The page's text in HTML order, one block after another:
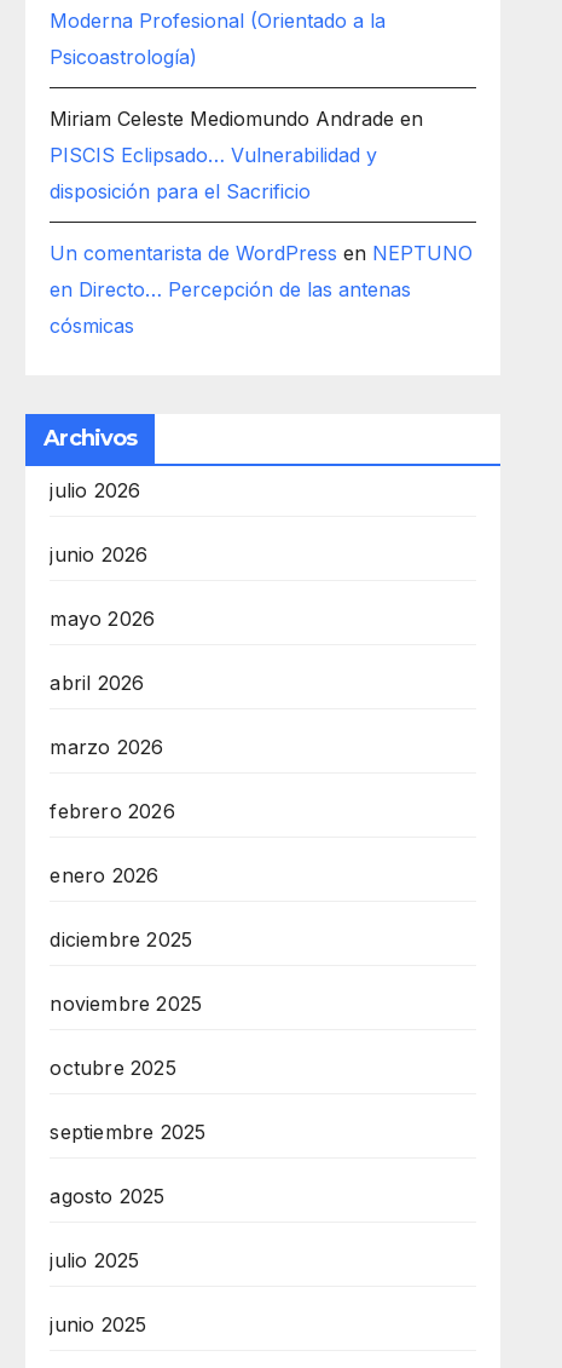
Moderna Profesional (Orientado a la
Psicoastrología)
Miriam Celeste Mediomundo Andrade en
PISCIS Eclipsado… Vulnerabilidad y
disposición para el Sacrificio
Un comentarista de WordPress en NEPTUNO
en Directo… Percepción de las antenas
cósmicas
Archivos
julio 2026
junio 2026
mayo 2026
abril 2026
marzo 2026
febrero 2026
enero 2026
diciembre 2025
noviembre 2025
octubre 2025
septiembre 2025
agosto 2025
julio 2025
junio 2025